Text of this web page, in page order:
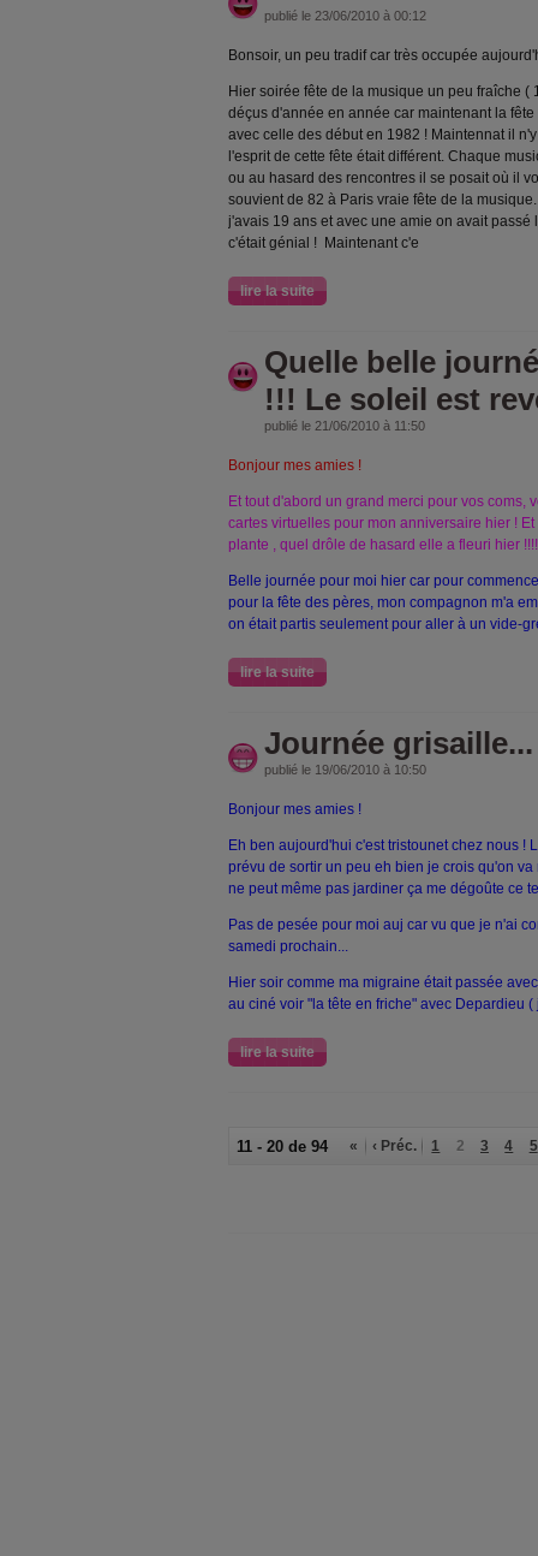
publié le 23/06/2010 à 00:12
Bonsoir, un peu tradif car très occupée
Hier soirée fête de la musique un peu fraîche (
déçus d'année en année car maintenant la
avec celle des début en 1982 ! Maintennat il
l'esprit de cette fête était différent. Chaque
ou au hasard des rencontres il se posait où il
souvient de 82 à Paris vraie fête de la
j'avais 19 ans et avec une amie on avait
c'était génial ! Maintenant c'e
lire la suite
Quelle belle
!!! Le soleil est
publié le 21/06/2010 à 11:50
Bonjour mes amies !
Et tout d'abord un grand merci pour vos coms,
cartes virtuelles pour mon anniversaire hier !
plante , quel drôle de hasard elle a fleuri hier
Belle journée pour moi hier car pour
pour la fête des pères, mon compagnon m'a
on était partis seulement pour aller à un vide-
lire la suite
Journée grisaille...
publié le 19/06/2010 à 10:50
Bonjour mes amies !
Eh ben aujourd'hui c'est tristounet chez nous !
prévu de sortir un peu eh bien je crois qu'on
ne peut même pas jardiner ça me dégoûte ce
Pas de pesée pour moi auj car vu que je n'ai
samedi prochain...
Hier soir comme ma migraine était passée
au ciné voir "la tête en friche" avec Depardieu
lire la suite
11 - 20 de 94 « ‹ Préc. 1 2 3 4 5